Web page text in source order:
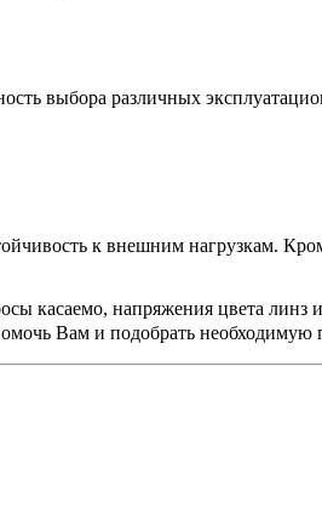
выбора различных
к внешним нагрузкам.
касаемо, напряжения цвета
Вам и подобрать необходимую